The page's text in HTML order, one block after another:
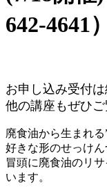
642-4641）
お申し込み受付は
他の講座もぜひご
廃食油から生まれ
好きな形のせっけん
冒頭に廃食油のリ
います。